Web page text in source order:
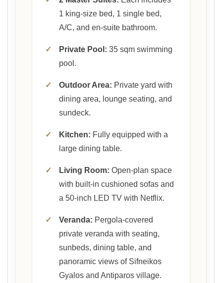
1 king-size bed, 1 single bed,
A/C, and en-suite bathroom.
✓ Private Pool: 35 sqm swimming
pool.
✓ Outdoor Area: Private yard with
dining area, lounge seating, and
sundeck.
✓ Kitchen: Fully equipped with a
large dining table.
✓ Living Room: Open-plan space
with built-in cushioned sofas and
a 50-inch LED TV with Netflix.
✓ Veranda: Pergola-covered
private veranda with seating,
sunbeds, dining table, and
panoramic views of Sifneikos
Gyalos and Antiparos village.